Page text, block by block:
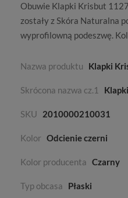
Obuwie Klapki Krisbut
zostały zSkóra Naturalna
wyprofilowną podeszwę.
Nazwa produktu Klapki
Skrócona nazwa cz.1
SKU 2010000210031
Kolor Odcienie czerni
Kolor producenta Czarny
Typ obcasa Płaski